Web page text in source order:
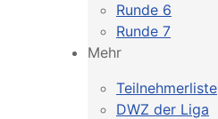
Runde 6
Runde 7
Mehr
Teilnehmerliste
DWZ der Liga